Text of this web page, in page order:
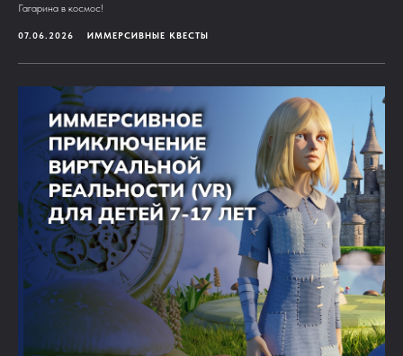
Гагарина в космос!
07.06.2026 ИММЕРСИВНЫЕ КВЕСТЫ